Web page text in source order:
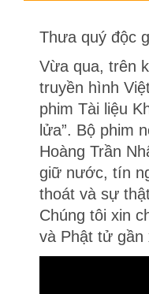
Thưa quý độc
Vừa qua, trên
truyền hình
phim Tài liệu
lửa”. Bộ phim
Hoàng Trần
giữ nước, tín
thoát và sự
Chúng tôi xin
và Phật tử gần